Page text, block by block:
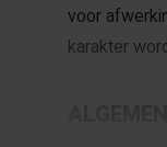
voor
karakter